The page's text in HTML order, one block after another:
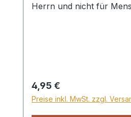
Herrn und nicht für
Regulärer Preis:
4,95 €
Preise inkl. MwSt. zzgl.